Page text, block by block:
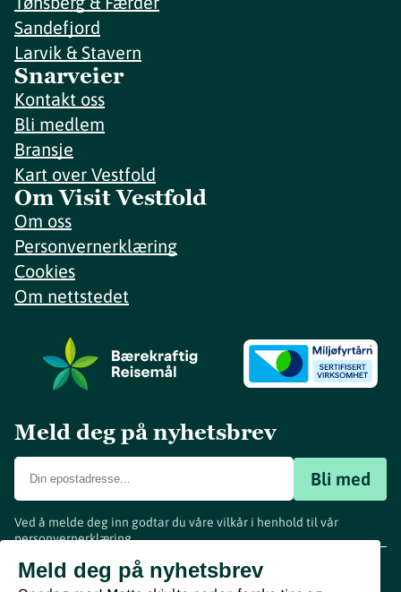
Sandefjord
Larvik & Stavern
Snarveier
Kontakt oss
Bli medlem
Bransje
Kart over Vestfold
Om Visit Vestfold
Om oss
Personvernerklæring
Cookies
Om nettstedet
Meld deg på nyhetsbrev
Bli med
Ved å melde deg inn godtar du våre vilkår i henhold til vår
personvernerklæring.
Meld deg på nyhetsbrev
www.visitvestfold.com
Turistinformasjon